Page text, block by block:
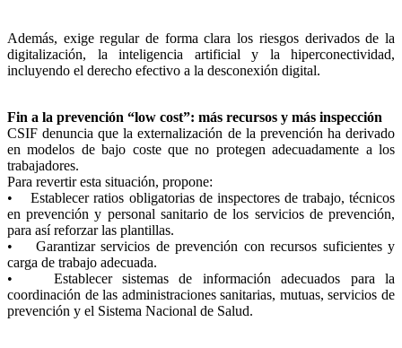
Además, exige regular de forma clara los riesgos derivados de la
digitalización, la inteligencia artificial y la hiperconectividad,
incluyendo el derecho efectivo a la desconexión digital.
Fin a la prevención “low cost”: más recursos y más inspección
CSIF denuncia que la externalización de la prevención ha derivado
en modelos de bajo coste que no protegen adecuadamente a los
trabajadores.
Para revertir esta situación, propone:
• Establecer ratios obligatorias de inspectores de trabajo, técnicos
en prevención y personal sanitario de los servicios de prevención,
para así reforzar las plantillas.
• Garantizar servicios de prevención con recursos suficientes y
carga de trabajo adecuada.
• Establecer sistemas de información adecuados para la
coordinación de las administraciones sanitarias, mutuas, servicios de
prevención y el Sistema Nacional de Salud.